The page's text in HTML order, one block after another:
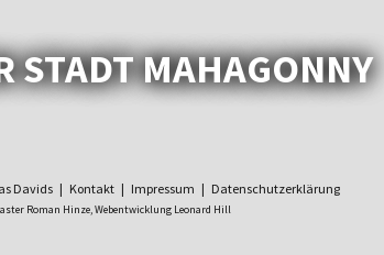
STADT MAHAGONNY
Davids | Kontakt| Impressum | Datenschutzerklärung
Roman Hinze,Webentwicklung Leonard Hill